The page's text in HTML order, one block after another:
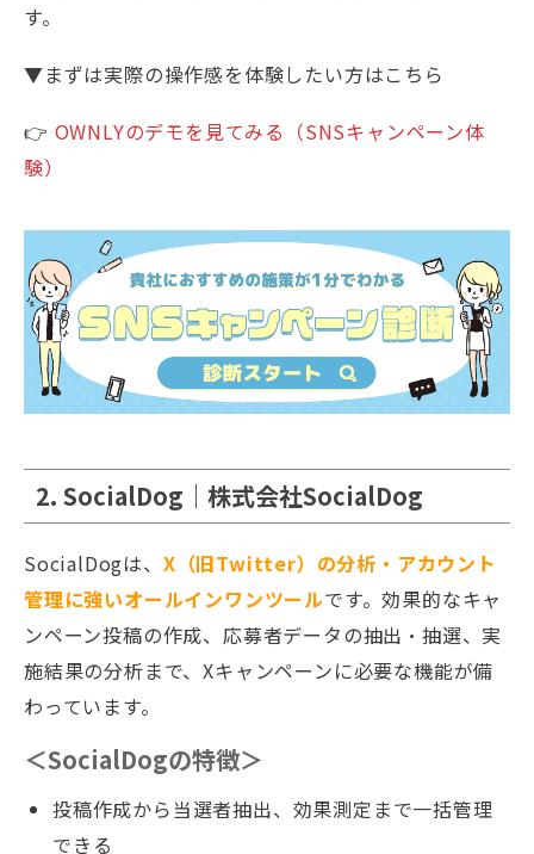
す。
▼まずは実際の操作感を体験したい方はこちら
👉 OWNLYのデモを見てみる（SNSキャンペーン体
験）
2. SocialDog｜株式会社SocialDog
SocialDogは、 X（旧Twitter）の分析・アカウント
管理に強いオールインワンツールです。効果的なキャ
ンペーン投稿の作成、応募者データの抽出・抽選、実
施結果の分析まで、Xキャンペーンに必要な機能が備
わっています。
＜SocialDogの特徴＞
投稿作成から当選者抽出、効果測定まで一括管理
できる